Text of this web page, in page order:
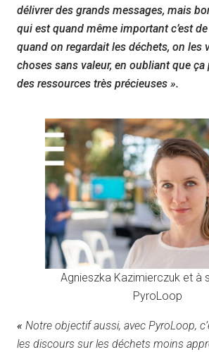
délivrer des grands messages, mais
qui est quand même important c’est de
quand on regardait les déchets, on les
choses sans valeur, en oubliant que
des ressources très précieuses ».
Agnieszka Kazimierczuk et à
PyroLoop
« Notre objectif aussi, avec PyroLoop,
les discours sur les déchets moins